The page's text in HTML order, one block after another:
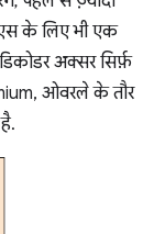
के लिए भी एक
अक्सर सिर्फ़
ओवरले के तौर